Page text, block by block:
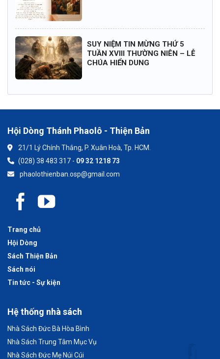
SUY NIỆM TIN MỪNG THỨ 5
TUẦN XVIII THƯỜNG NIÊN – LỄ
CHÚA HIỂN DUNG
Hội Dòng Thánh Phaolô - Thiện Bản
21/1 Lý Chính Thắng, P. Xuân Hoà, Tp. HCM.
(028) 38 483 317 - 09 32 1218 73
phaolothienban.osp@gmail.com
Trang chủ
Hội Dòng
Sách Thiện Bản
Sách nói
Tin tức - Sự kiện
Hệ thống nhà sách
Nhà Sách Đức Bà Hòa Bình
Nhà Sách Trung Tâm Mục Vụ
Nhà Sách Đức Mẹ Núi Cúi